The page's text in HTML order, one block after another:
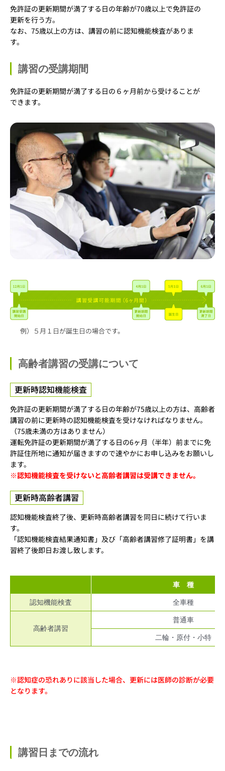
免許証の更新期間が満了する日の年齢が70歳以上で免許証の
更新を行う方。
なお、75歳以上の方は、講習の前に認知機能検査がありま
す。
講習の受講期間
免許証の更新期間が満了する日の６ヶ月前から受けることが
できます。
例）５月１日が誕生日の場合です。
高齢者講習の受講について
更新時認知機能検査
免許証の更新期間が満了する日の年齢が75歳以上の方は、高齢者
講習の前に更新時の認知機能検査を受けなければなりません。
（75歳未満の方はありません）
運転免許証の更新期間が満了する日の6ヶ月（半年）前までに免
許証住所地に通知が届きますので速やかにお申し込みをお願いし
ます。
※認知機能検査を受けないと高齢者講習は受講できません。
更新時高齢者講習
認知機能検査終了後、更新時高齢者講習を同日に続けて行いま
す。
「認知機能検査結果通知書」及び「高齢者講習修了証明書」を講
習終了後即日お渡し致します。
車 種
認知機能検査 全車種
高齢者講習
普通車
二輪・原付・小特
※認知症の恐れありに該当した場合、更新には医師の診断が必要
となります。
講習日までの流れ